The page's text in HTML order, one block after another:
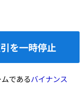
を一時停止
であるバイナンス